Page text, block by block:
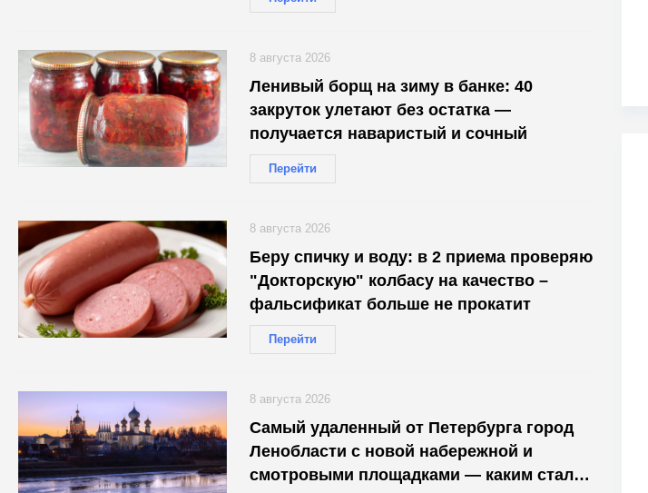
Ленивый борщ на зиму в банке: 40
закруток улетают без остатка —
получается наваристый и сочный
Перейти
8 августа 2026
Беру спичку и воду: в 2 приема проверяю
"Докторскую" колбасу на качество –
фальсификат больше не прокатит
Перейти
8 августа 2026
Самый удаленный от Петербурга город
Ленобласти с новой набережной и
смотровыми площадками — каким стало
8 августа 2026